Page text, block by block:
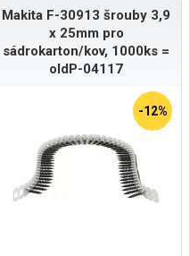
Makita F-30913 šrouby 3,9
x 25mm pro
sádrokarton/kov, 1000ks =
oldP-04117
-12%